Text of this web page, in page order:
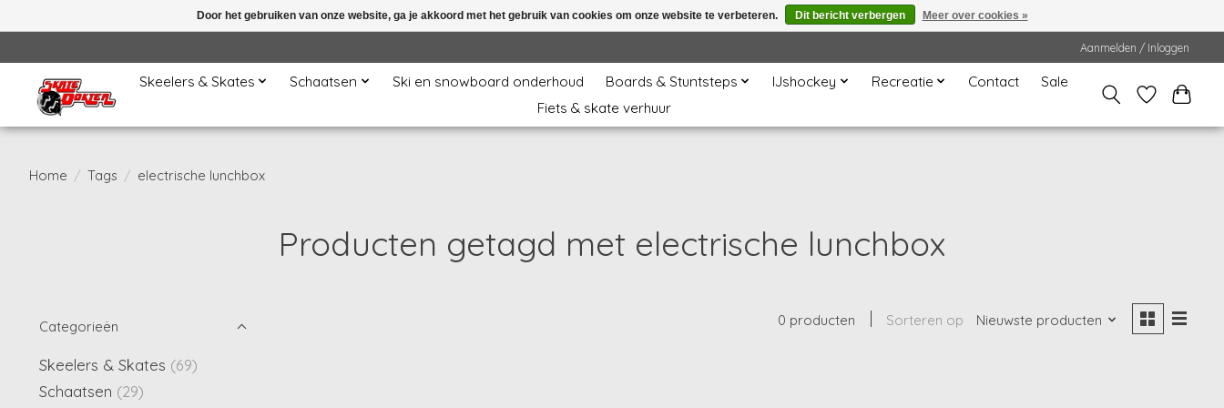
Aanmelden / Inloggen
Skeelers & Skates Schaatsen Ski en snowboard onderhoud Boards & Stuntsteps IJshockey Recreatie Contact
Sale
Fiets & skate verhuur
Home / Tags / electrische lunchbox
Producten getagd met electrische lunchbox
Categorieën
Skeelers & Skates (69)
Schaatsen (29)
0 producten Sorteren op Nieuwste producten
Door het gebruiken van onze website, ga je akkoord met het gebruik van cookies om onze website te verbeteren. Dit bericht verbergen Meer over cookies »